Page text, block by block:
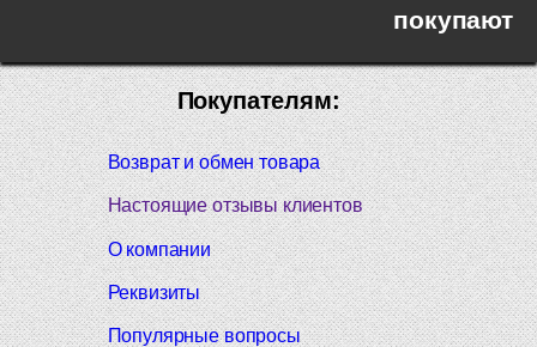
покупают
Покупателям:
Возврат и обмен товара
Настоящие отзывы клиентов
О компании
Реквизиты
Популярные вопросы